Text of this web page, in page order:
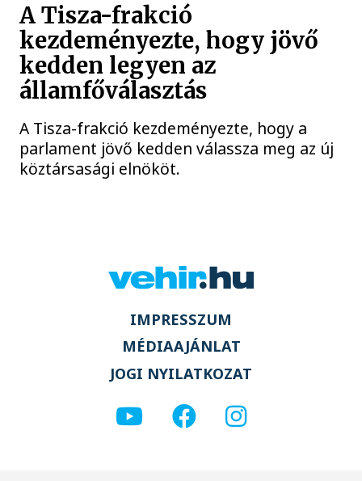
A Tisza-frakció
kezdeményezte, hogy jövő
kedden legyen az
államfőválasztás
A Tisza-frakció kezdeményezte, hogy a
parlament jövő kedden válassza meg az új
köztársasági elnököt.
IMPRESSZUM
MÉDIAAJÁNLAT
JOGI NYILATKOZAT